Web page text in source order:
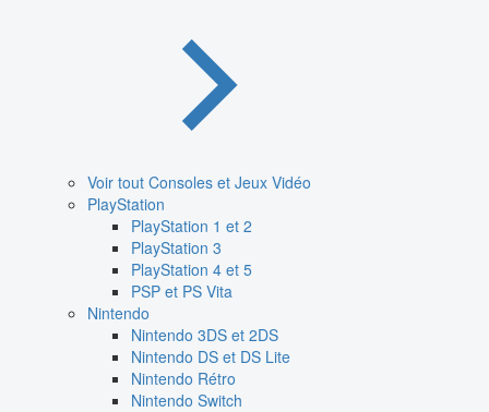
Voir tout Consoles et Jeux Vidéo
PlayStation
PlayStation 1 et 2
PlayStation 3
PlayStation 4 et 5
PSP et PS Vita
Nintendo
Nintendo 3DS et 2DS
Nintendo DS et DS Lite
Nintendo Rétro
Nintendo Switch